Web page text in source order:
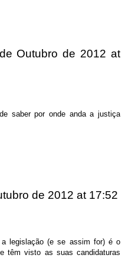
Outubro de 2012at
saber por onde anda a justiça
de 2012 at 17:52
legislação (e se assim for) é o
têm visto as suas candidaturas